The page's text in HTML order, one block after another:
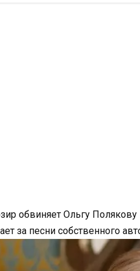
обвиняет Ольгу
за песни собственного